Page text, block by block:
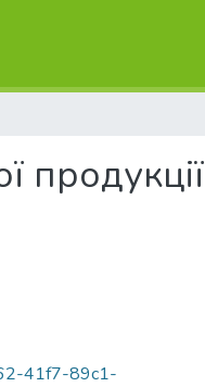
продукції
41f7-89c1-